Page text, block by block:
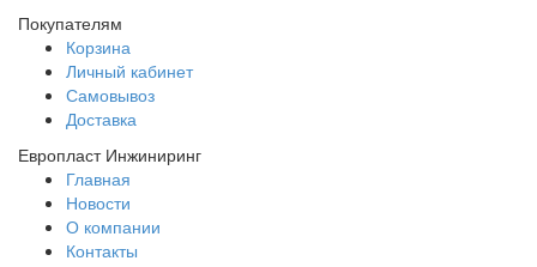
Покупателям
Корзина
Личный кабинет
Самовывоз
Доставка
Европласт Инжиниринг
Главная
Новости
О компании
Контакты